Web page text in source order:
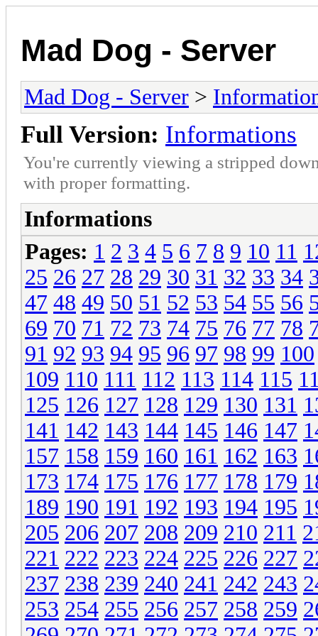
Mad Dog - Server
Mad Dog - Server >
Full Version: Informations
You're currently viewing a stripped
with proper formatting.
Informations
Pages: 1 2 3 4 5 6 7 8 9 10 11
25 26 27 28 29 30 31 32 33 34
47 48 49 50 51 52 53 54 55 56
69 70 71 72 73 74 75 76 77 78
91 92 93 94 95 96 97 98 99 100
109 110 111 112 113 114 115
125 126 127 128 129 130 131
141 142 143 144 145 146 147
157 158 159 160 161 162 163
173 174 175 176 177 178 179
189 190 191 192 193 194 195
205 206 207 208 209 210 211
221 222 223 224 225 226 227
237 238 239 240 241 242 243
253 254 255 256 257 258 259